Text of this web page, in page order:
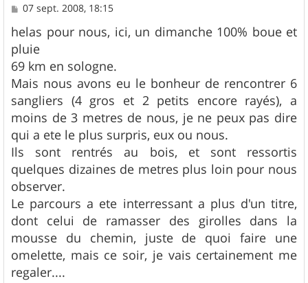
M
s
s
a
g
e
07 sept. 2008, 18:15
helas pour nous, ici, un dimanche 100% boue et
pluie
69 km en sologne.
Mais nous avons eu le bonheur de rencontrer 6
sangliers (4 gros et 2 petits encore rayés), a
moins de 3 metres de nous, je ne peux pas dire
qui a ete le plus surpris, eux ou nous.
Ils sont rentrés au bois, et sont ressortis
quelques dizaines de metres plus loin pour nous
observer.
Le parcours a ete interressant a plus d'un titre,
dont celui de ramasser des girolles dans la
mousse du chemin, juste de quoi faire une
omelette, mais ce soir, je vais certainement me
regaler....